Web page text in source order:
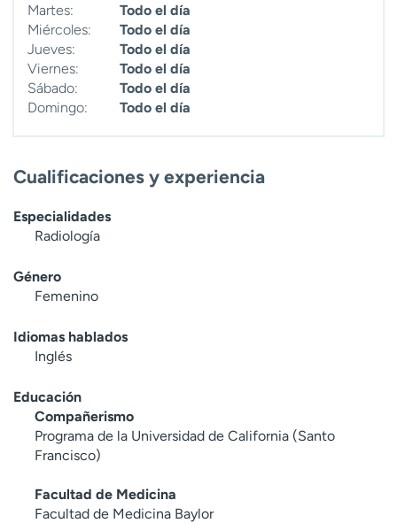
Martes:
Todo el día
Miércoles:
Todo el día
Jueves:
Todo el día
Viernes:
Todo el día
Sábado:
Todo el día
Domingo:
Todo el día
Cualificaciones y experiencia
Especialidades
Radiología
Género
Femenino
Idiomas hablados
Inglés
Educación
Compañerismo
Programa de la Universidad de California (Santo
Francisco)
Facultad de Medicina
Facultad de Medicina Baylor